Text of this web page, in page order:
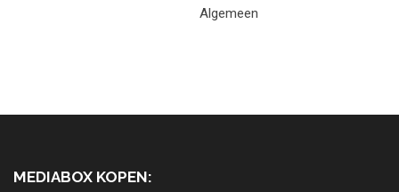
MEDIABOX KOPEN: